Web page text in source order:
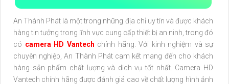
An Thành Phát là một trong những địa chỉ uy tín và được khách
hàng tin tưởng trong lĩnh vực cung cấp thiết bị an ninh, trong đó
có camera HD Vantech chính hãng. Với kinh nghiệm và sự
chuyên nghiệp, An Thành Phát cam kết mang đến cho khách
hàng sản phẩm chất lượng và dịch vụ tốt nhất. Camera HD
Vantech chính hãng được đánh giá cao về chất lượng hình ảnh